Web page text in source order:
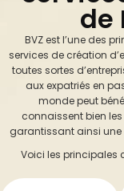
de
BVZ est l’une des
services de création
toutes sortes
aux expatriés en
monde peut
connaissent bien
garantissant ainsi une
Voici les principales